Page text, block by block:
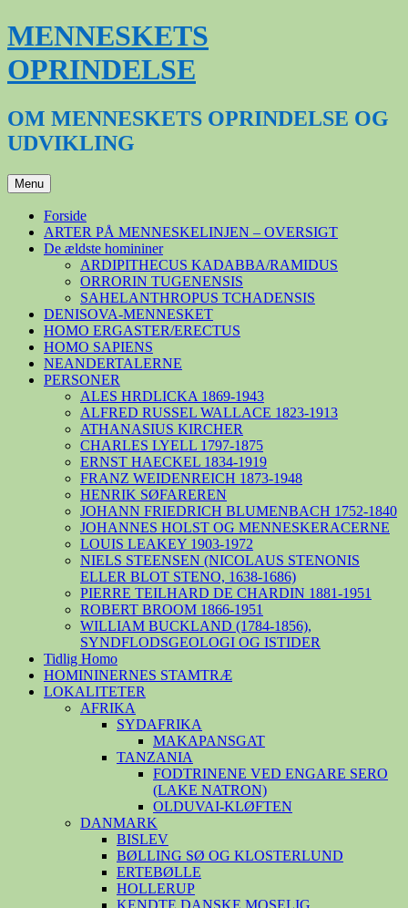
Hop
til
indhold
MENNESKETS
OPRINDELSE
OM MENNESKETS OPRINDELSE OG
UDVIKLING
Menu
Forside
ARTER PÅ MENNESKELINJEN – OVERSIGT
De ældste homininer
ARDIPITHECUS KADABBA/RAMIDUS
ORRORIN TUGENENSIS
SAHELANTHROPUS TCHADENSIS
DENISOVA-MENNESKET
HOMO ERGASTER/ERECTUS
HOMO SAPIENS
NEANDERTALERNE
PERSONER
ALES HRDLICKA 1869-1943
ALFRED RUSSEL WALLACE 1823-1913
ATHANASIUS KIRCHER
CHARLES LYELL 1797-1875
ERNST HAECKEL 1834-1919
FRANZ WEIDENREICH 1873-1948
HENRIK SØFAREREN
JOHANN FRIEDRICH BLUMENBACH 1752-1840
JOHANNES HOLST OG MENNESKERACERNE
LOUIS LEAKEY 1903-1972
NIELS STEENSEN (NICOLAUS STENONIS
ELLER BLOT STENO, 1638-1686)
PIERRE TEILHARD DE CHARDIN 1881-1951
ROBERT BROOM 1866-1951
WILLIAM BUCKLAND (1784-1856),
SYNDFLODSGEOLOGI OG ISTIDER
Tidlig Homo
HOMININERNES STAMTRÆ
LOKALITETER
AFRIKA
SYDAFRIKA
MAKAPANSGAT
TANZANIA
FODTRINENE VED ENGARE SERO
(LAKE NATRON)
OLDUVAI-KLØFTEN
DANMARK
BISLEV
BØLLING SØ OG KLOSTERLUND
ERTEBØLLE
HOLLERUP
KENDTE DANSKE MOSELIG